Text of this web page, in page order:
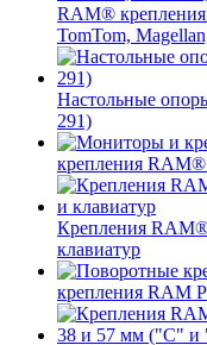
RAM® крепления
TomTom,
Настольные
291)
крепления
Крепления
клавиатур
крепления RAM